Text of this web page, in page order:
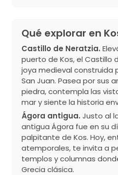
Qué explorar en
Castillo de Neratzia.
puerto de Kos, el Castillo
joya medieval construida
San Juan. Pasea por sus
piedra, contempla las
mar y siente la historia
Ágora antigua. Justo al
antigua Ágora fue en su
palpitante de Kos. Hoy,
atemporales, te invita a
templos y columnas
Grecia clásica.